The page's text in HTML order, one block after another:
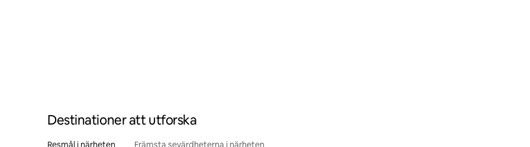
Destinationer att utforska
Resmål i närheten Främsta sevärdheterna i närheten